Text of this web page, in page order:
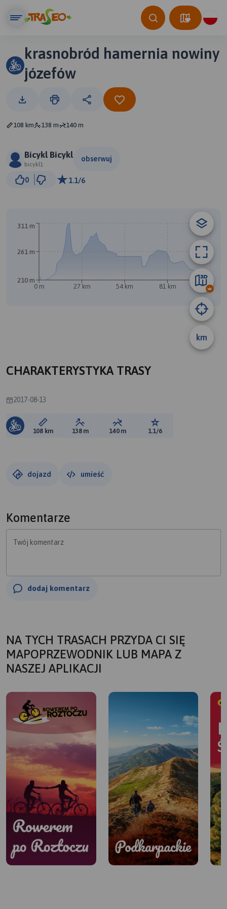
krasnobród hamernia nowiny
józefów
108 km 138 m 140 m
Bicykl Bicykl
bicykl1
obserwuj
0 1.1/6
km
0 m 27 km 54 km 81 km 108 km
210 m
261 m
311 m
CHARAKTERYSTYKA TRASY
2017-08-13
Długość trasy:
108 km Suma przewyższeń:
138 m Suma spadków:
140 m Ocena trasy:
1.1/6
dojazd umieść
Komentarze
Twój komentarz
dodaj komentarz
NA TYCH TRASACH PRZYDA CI SIĘ
MAPOPRZEWODNIK LUB MAPA Z
NASZEJ APLIKACJI